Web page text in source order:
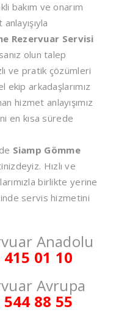
bakım ve onarım
Rezervuar Servisi
olun talep
ve pratik çözümleri
ekip arkadaşlarımız
hizmet anlayışımız
en kısa sürede
Siamp Gömme
Hızlı ve
birlikte yerine
servis hizmetini
Anadolu
01 10
Avrupa
88 55